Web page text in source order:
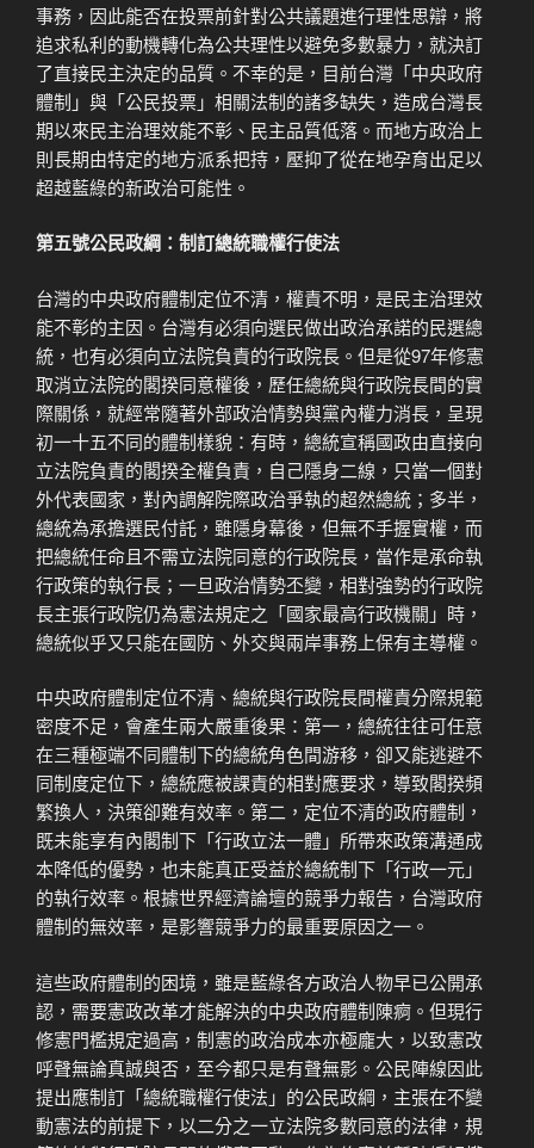
事務，因此能否在投票前針對公共議題進行理性思辯，將
追求私利的動機轉化為公共理性以避免多數暴力，就決訂
了直接民主決定的品質。不幸的是，目前台灣「中央政府
體制」與「公民投票」相關法制的諸多缺失，造成台灣長
期以來民主治理效能不彰、民主品質低落。而地方政治上
則長期由特定的地方派系把持，壓抑了從在地孕育出足以
超越藍綠的新政治可能性。
第五號公民政綱：制訂總統職權行使法
台灣的中央政府體制定位不清，權責不明，是民主治理效
能不彰的主因。台灣有必須向選民做出政治承諾的民選總
統，也有必須向立法院負責的行政院長。但是從97年修憲
取消立法院的閣揆同意權後，歷任總統與行政院長間的實
際關係，就經常隨著外部政治情勢與黨內權力消長，呈現
初一十五不同的體制樣貌：有時，總統宣稱國政由直接向
立法院負責的閣揆全權負責，自己隱身二線，只當一個對
外代表國家，對內調解院際政治爭執的超然總統；多半，
總統為承擔選民付託，雖隱身幕後，但無不手握實權，而
把總統任命且不需立法院同意的行政院長，當作是承命執
行政策的執行長；一旦政治情勢丕變，相對強勢的行政院
長主張行政院仍為憲法規定之「國家最高行政機關」時，
總統似乎又只能在國防、外交與兩岸事務上保有主導權。
中央政府體制定位不清、總統與行政院長間權責分際規範
密度不足，會產生兩大嚴重後果：第一，總統往往可任意
在三種極端不同體制下的總統角色間游移，卻又能逃避不
同制度定位下，總統應被課責的相對應要求，導致閣揆頻
繁換人，決策卻難有效率。第二，定位不清的政府體制，
既未能享有內閣制下「行政立法一體」所帶來政策溝通成
本降低的優勢，也未能真正受益於總統制下「行政一元」
的執行效率。根據世界經濟論壇的競爭力報告，台灣政府
體制的無效率，是影響競爭力的最重要原因之一。
這些政府體制的困境，雖是藍綠各方政治人物早已公開承
認，需要憲政改革才能解決的中央政府體制陳痾。但現行
修憲門檻規定過高，制憲的政治成本亦極龐大，以致憲改
呼聲無論真誠與否，至今都只是有聲無影。公民陣線因此
提出應制訂「總統職權行使法」的公民政綱，主張在不變
動憲法的前提下，以二分之一立法院多數同意的法律，規